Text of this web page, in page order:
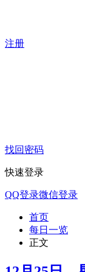
注册
找回密码
快速登录
QQ登录微信登录
首页
每日一览
正文